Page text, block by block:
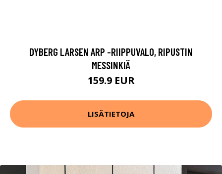
DYBERG LARSEN ARP -RIIPPUVALO, RIPUSTIN
MESSINKIÄ
159.9 EUR
LISÄTIETOJA